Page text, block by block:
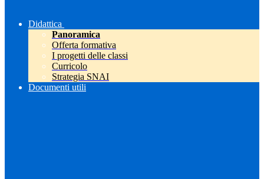
Didattica
Panoramica
Offerta formativa
I progetti delle classi
Curricolo
Strategia SNAI
Documenti utili